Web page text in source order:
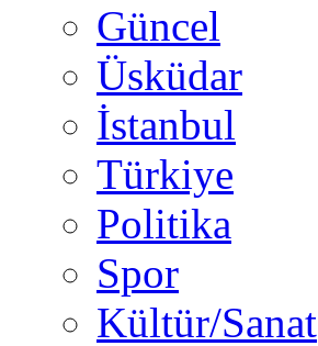
Güncel
Üsküdar
İstanbul
Türkiye
Politika
Spor
Kültür/Sanat